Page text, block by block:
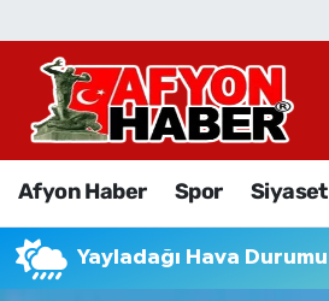
Afyon Haber Spor Siyaset
Yayladağı Hava Durumu
Afyon Haber
Asayiş Yaşam